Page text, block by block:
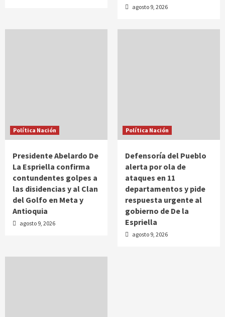
agosto 9, 2026
Política Nación
Presidente Abelardo De
La Espriella confirma
contundentes golpes a
las disidencias y al Clan
del Golfo en Meta y
Antioquia
agosto 9, 2026
Política Nación
Defensoría del Pueblo
alerta por ola de
ataques en 11
departamentos y pide
respuesta urgente al
gobierno de De la
Espriella
agosto 9, 2026